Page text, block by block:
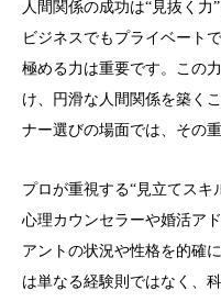
人間関係の成功は“見抜く力
ビジネスでもプライベート
極める力は重要です。この
け、円滑な人間関係を築く
ナー選びの場面では、その
プロが重視する“見立てスキ
心理カウンセラーや婚活ア
アントの状況や性格を的確
は単なる経験則ではなく、